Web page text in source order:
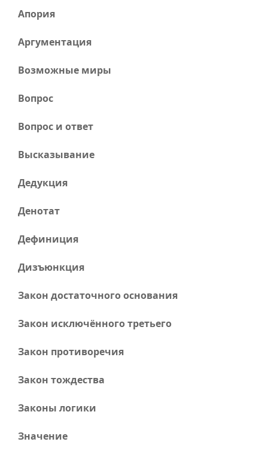
Апория
Аргументация
Возможные миры
Вопрос
Вопрос и ответ
Высказывание
Дедукция
Денотат
Дефиниция
Дизъюнкция
Закон достаточного основания
Закон исключённого третьего
Закон противоречия
Закон тождества
Законы логики
Значение